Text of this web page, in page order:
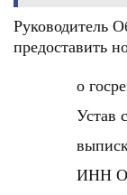
Руководитель
предоставить
о
Устав
ИНН